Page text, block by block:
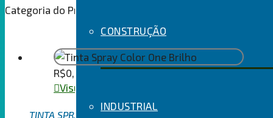
CONSTRUÇÃO
INDUSTRIAL
Categoria do Produto
R$0,00
Visualizar o seu carrinho
TINTA SPRAY COLOR ONE BRILHO